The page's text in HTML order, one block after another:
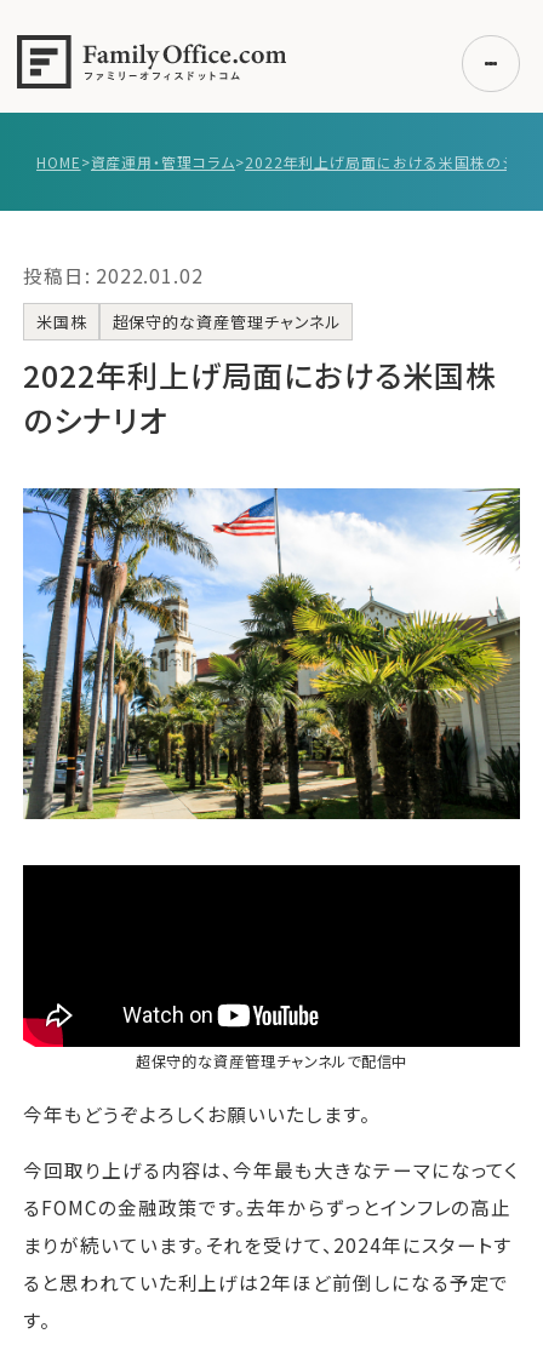
事例紹介
エキスパート一覧
無料講座
コラム
無料ご相談 ログイン
運営会社
ファミリーオフィスとは
関連書籍
メールマガジン登録
よくある質問
HOME>資産運用・管理コラム>2022年利上げ局面における米国株のシナ
投稿日: 2022.01.02
米国株 超保守的な資産管理チャンネル
2022年利上げ局面における米国株
のシナリオ
超保守的な資産管理チャンネルで配信中
今年もどうぞよろしくお願いいたします。
今回取り上げる内容は、今年最も大きなテーマになってく
るFOMCの金融政策です。去年からずっとインフレの高止
まりが続いています。それを受けて、2024年にスタートす
ると思われていた利上げは2年ほど前倒しになる予定で
す。